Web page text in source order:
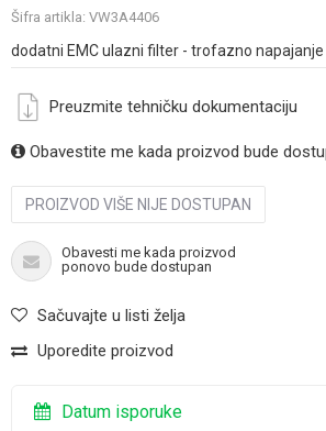
Šifra artikla: VW3A4406
dodatni EMC ulazni filter - trofazno napajanje
Preuzmite tehničku dokumentaciju
Obavestite me kada proizvod bude
PROIZVOD VIŠE NIJE DOSTUPAN
Obavesti me kada proizvod
ponovo bude dostupan
Sačuvajte u listi želja
Uporedite proizvod
Datum isporuke